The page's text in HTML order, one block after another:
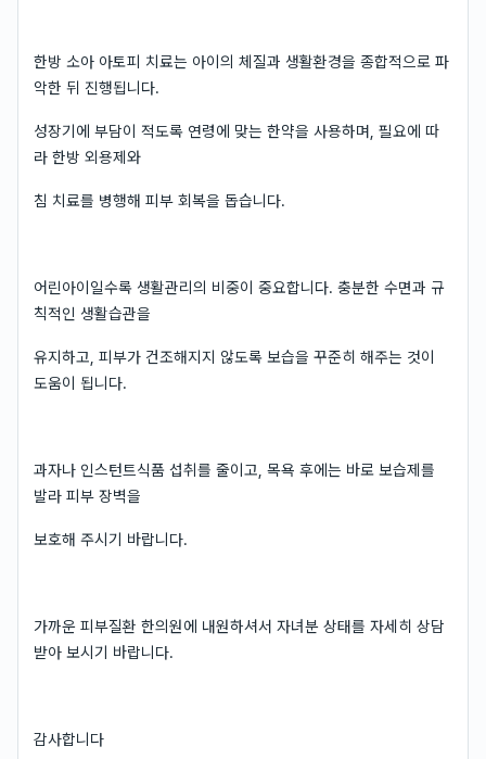
한방 소아 아토피 치료는 아이의 체질과 생활환경을 종합적으로 파
악한 뒤 진행됩니다.
성장기에 부담이 적도록 연령에 맞는 한약을 사용하며, 필요에 따
라 한방 외용제와
침 치료를 병행해 피부 회복을 돕습니다.
어린아이일수록 생활관리의 비중이 중요합니다. 충분한 수면과 규
칙적인 생활습관을
유지하고, 피부가 건조해지지 않도록 보습을 꾸준히 해주는 것이
도움이 됩니다.
과자나 인스턴트식품 섭취를 줄이고, 목욕 후에는 바로 보습제를
발라 피부 장벽을
보호해 주시기 바랍니다.
가까운 피부질환 한의원에 내원하셔서 자녀분 상태를 자세히 상담
받아 보시기 바랍니다.
감사합니다